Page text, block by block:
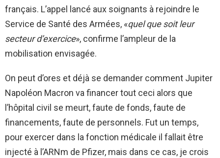
français. L’appel lancé aux soignants à rejoindre le
Service de Santé des Armées, «quel que soit leur
secteur d’exercice», confirme l’ampleur de la
mobilisation envisagée.
On peut d’ores et déjà se demander comment Jupiter
Napoléon Macron va financer tout ceci alors que
l’hôpital civil se meurt, faute de fonds, faute de
financements, faute de personnels. Fut un temps,
pour exercer dans la fonction médicale il fallait être
injecté à l’ARNm de Pfizer, mais dans ce cas, je crois